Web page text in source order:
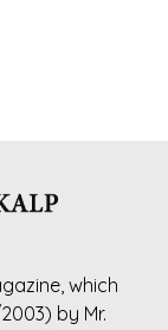
which
by Mr.